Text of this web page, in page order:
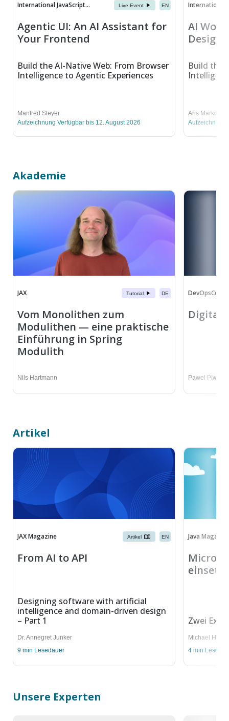
International JavaScript... Live Event EN
Agentic UI: An AI Assistant for
Your Frontend
Build the AI-Native Web: From Browser
Intelligence to Agentic Experiences
Manfred Steyer
Aufzeichnung Verfügbar bis 12. August 2026
International
AI
Design
Build the
Aris
Aufzeichnung
Akademie
JAX Tutorial DE
Vom Monolithen zum
Modulithen — eine praktische
Einführung in Spring
Modulith
Nils Hartmann
DevOpsCon
Pawel Piwosz
Artikel
JAX Magazine Artikel EN
From AI to API
Designing software with artificial
intelligence and domain-driven design
– Part 1
Dr. Annegret Junker
9 min Lesedauer
Java Magazin
Zwei
Michael
4 min
Unsere Experten